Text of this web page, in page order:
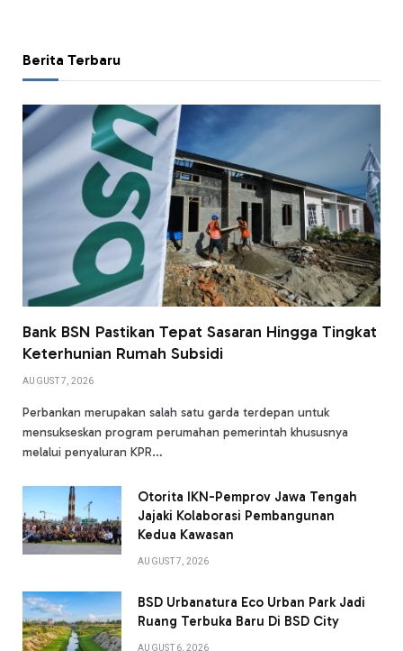
Berita Terbaru
Bank BSN Pastikan Tepat Sasaran Hingga Tingkat
Keterhunian Rumah Subsidi
AUGUST 7, 2026
Perbankan merupakan salah satu garda terdepan untuk
mensukseskan program perumahan pemerintah khususnya
melalui penyaluran KPR…
Otorita IKN-Pemprov Jawa Tengah
Jajaki Kolaborasi Pembangunan
Kedua Kawasan
AUGUST 7, 2026
BSD Urbanatura Eco Urban Park Jadi
Ruang Terbuka Baru Di BSD City
AUGUST 6, 2026